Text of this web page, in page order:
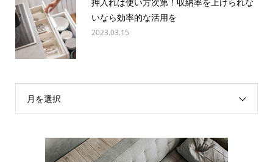
いなら効率的な活用を
2023.03.15
月を選択